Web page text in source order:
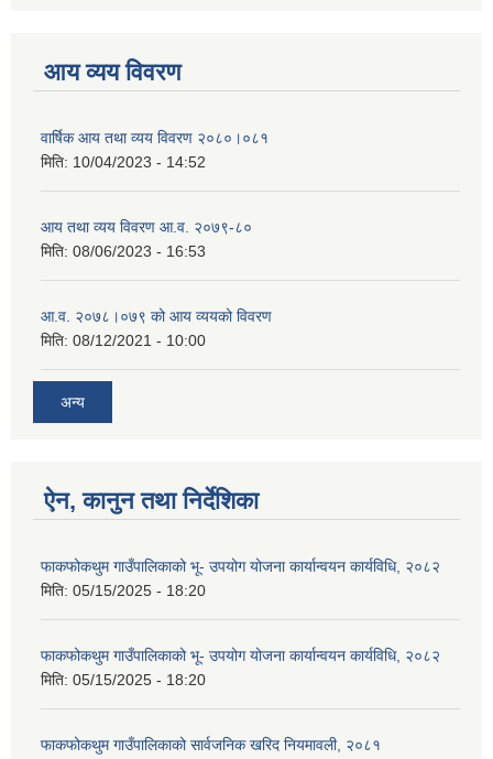
आय व्यय विवरण
वार्षिक आय तथा व्यय विवरण २०८०।०८१
मिति: 10/04/2023 - 14:52
आय तथा व्यय विवरण आ.व. २०७९-८०
मिति: 08/06/2023 - 16:53
आ.व. २०७८।०७९ को आय व्ययको विवरण
मिति: 08/12/2021 - 10:00
अन्य
ऐन, कानुन तथा निर्देशिका
फाकफोकथुम गाउँपालिकाको भू- उपयोग योजना कार्यान्वयन कार्यविधि, २०८२
मिति: 05/15/2025 - 18:20
फाकफोकथुम गाउँपालिकाको भू- उपयोग योजना कार्यान्वयन कार्यविधि, २०८२
मिति: 05/15/2025 - 18:20
फाकफोकथुम गाउँपालिकाको सार्वजनिक खरिद नियमावली, २०८१